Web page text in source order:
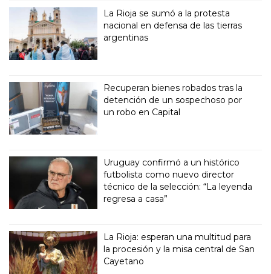
La Rioja se sumó a la protesta
nacional en defensa de las tierras
argentinas
Recuperan bienes robados tras la
detención de un sospechoso por
un robo en Capital
Uruguay confirmó a un histórico
futbolista como nuevo director
técnico de la selección: “La leyenda
regresa a casa”
La Rioja: esperan una multitud para
la procesión y la misa central de San
Cayetano